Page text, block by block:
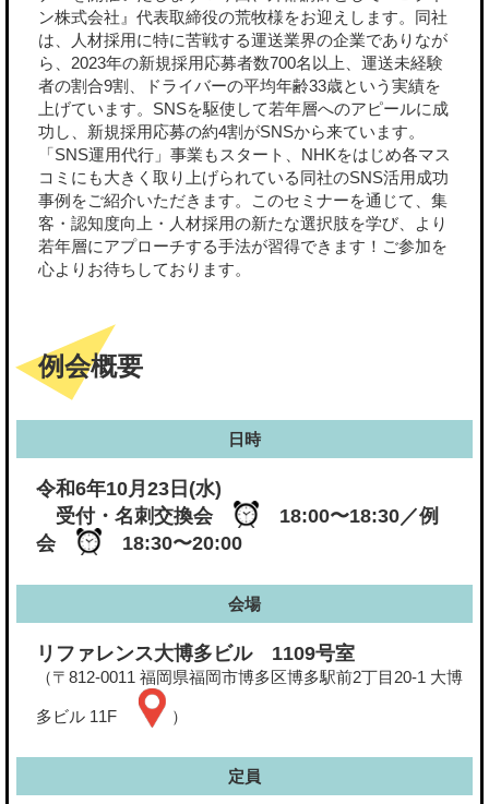
ン株式会社』代表取締役の荒牧様をお迎えします。同社
は、人材採用に特に苦戦する運送業界の企業でありなが
ら、2023年の新規採用応募者数700名以上、運送未経験
者の割合9割、ドライバーの平均年齢33歳という実績を
上げています。SNSを駆使して若年層へのアピールに成
功し、新規採用応募の約4割がSNSから来ています。
「SNS運用代行」事業もスタート、NHKをはじめ各マス
コミにも大きく取り上げられている同社のSNS活用成功
事例をご紹介いただきます。このセミナーを通じて、集
客・認知度向上・人材採用の新たな選択肢を学び、より
若年層にアプローチする手法が習得できます！ご参加を
心よりお待ちしております。
例会概要
日時
令和6年10月23日(水)
受付・名刺交換会
18:00〜18:30／例
会
18:30〜20:00
会場
リファレンス大博多ビル 1109号室
（〒812-0011 福岡県福岡市博多区博多駅前2丁目20-1 大博
多ビル 11F ）
定員